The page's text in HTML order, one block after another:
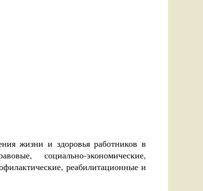
жизни и здоровья работников в
социально-экономические,
реабилитационные и